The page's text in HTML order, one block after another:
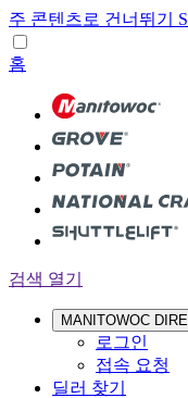
주 콘텐츠로 건너뛰기
홈
검색 열기
MANITOWOC
로그인
접속 요청
딜러 찾기